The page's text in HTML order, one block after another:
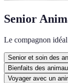
Senior
Le compagnon
Senior et soin des
Bienfaits des
Voyager avec un